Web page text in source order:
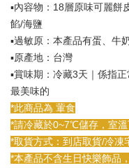
▪️內容物：18層原味可麗餅
餡/海鹽
▪️過敏原：本產品有蛋、牛
▪️原產地：台灣
▪️賞味期：冷藏3天｜係指
最美味的
*此商品為 葷食
*請冷藏於0~7℃儲存，室
*取貨方式：到店取貨/冷凍
*本產品不含生日快樂飾品